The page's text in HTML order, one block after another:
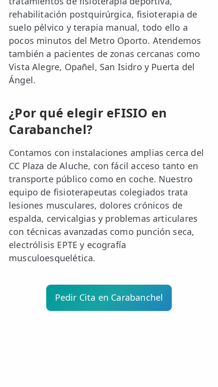
rehabilitación postquirúrgica, fisioterapia de
suelo pélvico y terapia manual, todo ello a
pocos minutos del Metro Oporto. Atendemos
también a pacientes de zonas cercanas como
Vista Alegre, Opañel, San Isidro y Puerta del
Ángel.
¿Por qué elegir eFISIO en
Carabanchel?
Contamos con instalaciones amplias cerca del
CC Plaza de Aluche, con fácil acceso tanto en
transporte público como en coche. Nuestro
equipo de fisioterapeutas colegiados trata
lesiones musculares, dolores crónicos de
espalda, cervicalgias y problemas articulares
con técnicas avanzadas como punción seca,
electrólisis EPTE y ecografía
musculoesquelética.
Pedir Cita en Carabanchel